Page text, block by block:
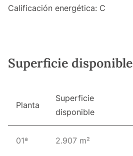
Calificación energética: C
Superficie disponible
Planta
Superficie
disponible
01ª 2.907 m²